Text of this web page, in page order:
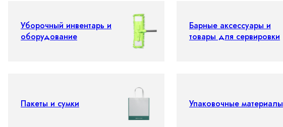
Уборочный инвентарь и
оборудование
Барные аксессуары и
товары для сервировки
Пакеты и сумки Упаковочные материалы